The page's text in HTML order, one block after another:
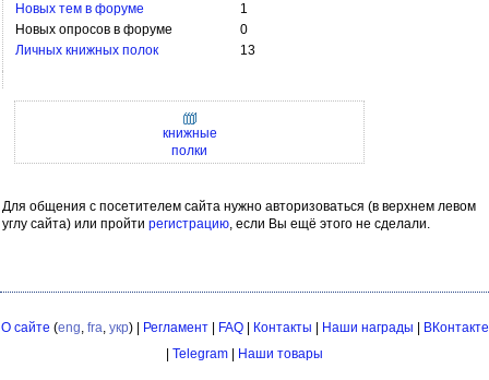
Новых тем в форуме
1
Новых опросов в форуме
0
Личных книжных полок
13
книжные
полки
Для общения с посетителем сайта нужно авторизоваться (в верхнем левом
углу сайта) или пройти регистрацию, если Вы ещё этого не сделали.
О сайте (eng, fra, укр) | Регламент| FAQ| Контакты Наши награды
ВКонтакте
Telegram Наши товары